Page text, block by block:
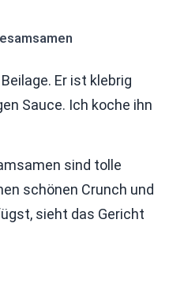
Er ist klebrig
Sauce. Ich koche ihn
sind tolle
schönen Crunch und
sieht das Gericht